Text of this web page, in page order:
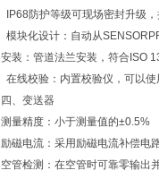
IP68防护等级可现场密封升级
模块化设计：自动从
安装：管道法兰安装，符合ISO
在线校验：内置校验仪，可以
四、变送器
测量精度：小于测量值的±0.5%
励磁电流：采用励磁电流补偿电
空管检测：在空管时可靠零输出